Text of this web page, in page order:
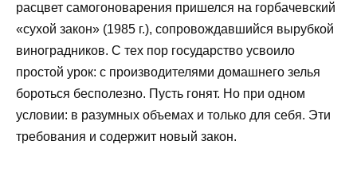
расцвет самогоноварения пришелся на горбачевский
«сухой закон» (1985 г.), сопровождавшийся вырубкой
виноградников. С тех пор государство усвоило
простой урок: с производителями домашнего зелья
бороться бесполезно. Пусть гонят. Но при одном
условии: в разумных объемах и только для себя. Эти
требования и содержит новый закон.